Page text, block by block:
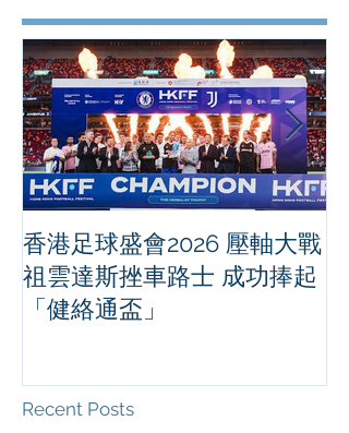
香港足球盛會2026 壓軸大戰
祖雲達斯挫車路士 成功捧起
「健絡通盃」
Recent Posts